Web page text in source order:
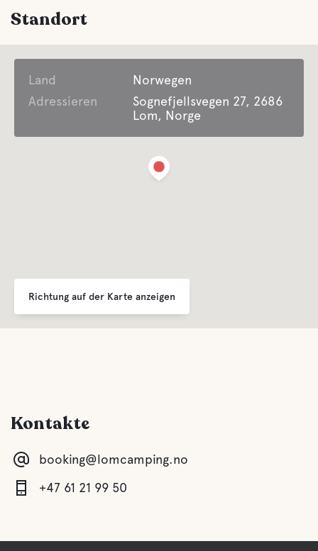
Standort
Land
Norwegen
Adressieren
Sognefjellsvegen 27, 2686
Lom, Norge
Richtung auf der Karte anzeigen
Kontakte
booking@lomcamping.no
+47 61 21 99 50